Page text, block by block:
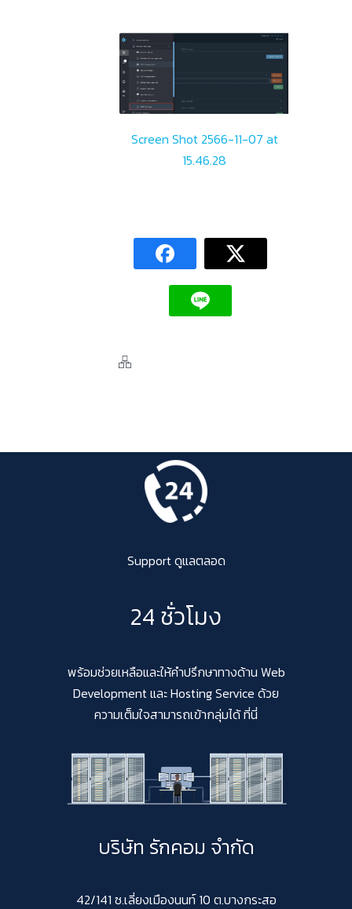
Screen Shot 2566-11-07 at
15.46.28
Support ดูแลตลอด
24 ชั่วโมง
พร้อมช่วยเหลือและให้คำปรึกษาทางด้าน Web
Development และ Hosting Service ด้วย
ความเต็มใจสามารถเข้ากลุ่มได้ ที่นี่
บริษัท รักคอม จำกัด
42/141 ซ.เลี่ยงเมืองนนท์ 10 ต.บางกระสอ